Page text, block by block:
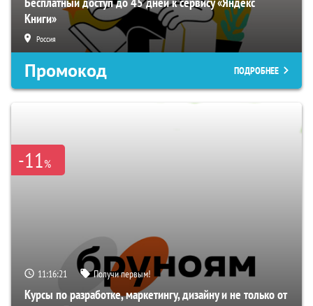
Книги»
Россия
Промокод ПОДРОБНЕЕ
-11%
11:16:19 Получи первым!
Курсы по разработке, маркетингу, дизайну и не только от